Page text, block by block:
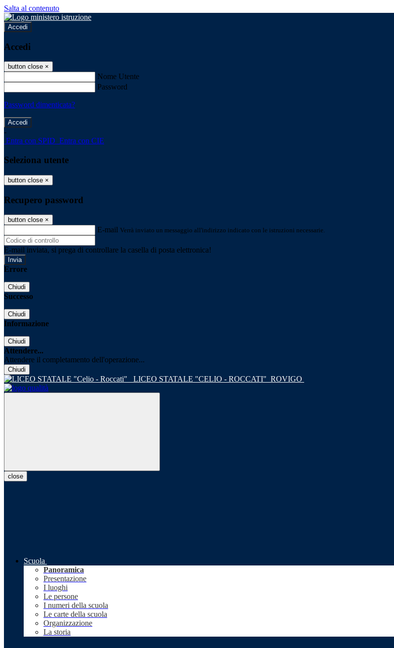
Salta al contenuto
Accedi
Accedi
button close ×
Nome Utente
Password
Password dimenticata?
-
Entra con SPID Entra con CIE
Seleziona utente
button close ×
Recupero password
button close ×
E-mail Verrà inviato un messaggio all'indirizzo indicato con le istruzioni necessarie.
E-mail inviata, si prega di controllare la casella di posta elettronica!
Errore
Chiudi
Successo
Chiudi
Informazione
Chiudi
Attendere...
Attendere il completamento dell'operazione...
Chiudi
LICEO STATALE "CELIO - ROCCATI" ROVIGO
close
Scuola
Panoramica
Presentazione
I luoghi
Le persone
I numeri della scuola
Le carte della scuola
Organizzazione
La storia